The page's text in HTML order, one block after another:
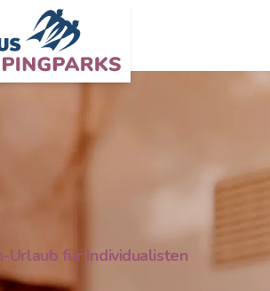
Urlaub für Individualisten